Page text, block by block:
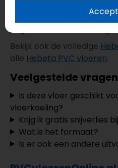
Ontdek naast dit decor
Bekijk ook de volledige
alle Hebeta PVC vloeren.
Veelgestelde vragen
Is deze vloer geschikt
vloerkoeling?
Krijg ik gratis snijverlies
Wat is het formaat?
Is er ook een andere